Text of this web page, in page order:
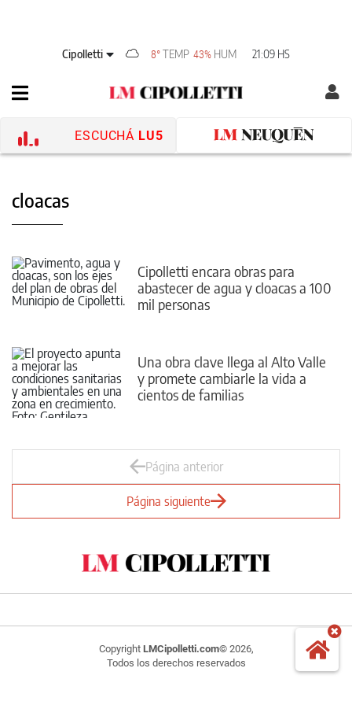
Cipolletti 8° TEMP 43% HUM 21:09 HS
ESCUCHÁ LU5
cloacas
Cipolletti encara obras para
abastecer de agua y cloacas a 100
mil personas
Una obra clave llega al Alto Valle
y promete cambiarle la vida a
cientos de familias
Página anterior
Página siguiente
Copyright LMCipolletti.com© 2026,
Todos los derechos reservados